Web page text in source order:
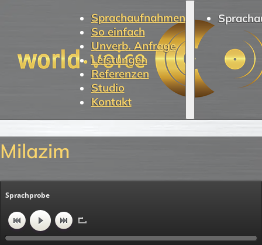
Sprachaufnahmen
So einfach
Unverb. Anfrage
Leistungen
Referenzen
Studio
Kontakt
Milazim
Sprachprobe